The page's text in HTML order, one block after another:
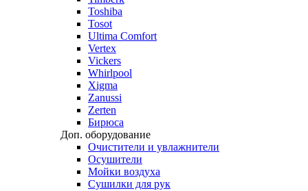
Toshiba
Tosot
Ultima Comfort
Vertex
Vickers
Whirlpool
Xigma
Zanussi
Zerten
Бирюса
Доп. оборудование
Очистители и увлажнители
Осушители
Мойки воздуха
Сушилки для рук